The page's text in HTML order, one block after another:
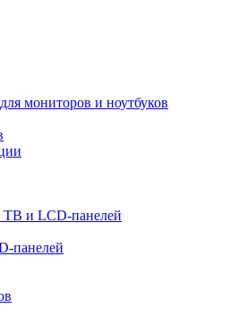
мониторов и ноутбуков
и LCD-панелей
панелей